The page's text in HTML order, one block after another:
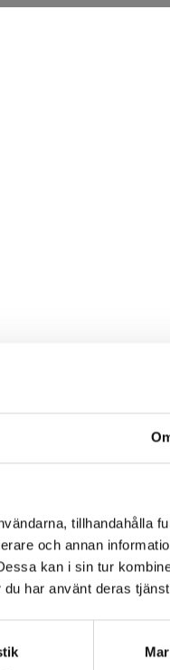
tillhandahålla
och annan
kan i sin tur
har använt deras